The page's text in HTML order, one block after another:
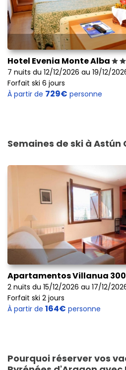
Hotel Evenia Monte Alba
7 nuits du 12/12/2026 au 19/12/
Forfait ski 6 jours
À partir de 729€ personne
Semaines de ski à Astún
Apartamentos Villanua
2 nuits du 15/12/2026 au 17/12/
Forfait ski 2 jours
À partir de 164€ personne
Pourquoi réserver vos